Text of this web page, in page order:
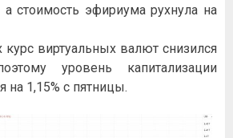
стоимость эфириума рухнула на
виртуальных валют снизился
уровень капитализации
1,15% с пятницы.